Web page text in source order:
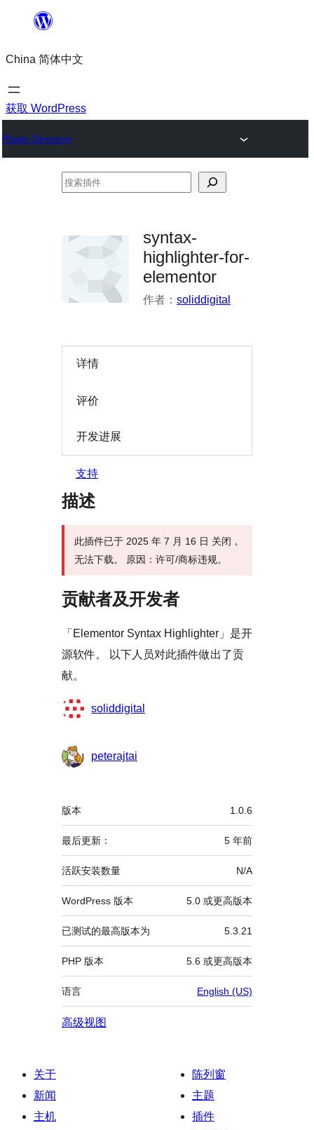
内
容
China 简体中文
获取 WordPress
Plugin Directory
搜
件
syntax-
highlighter-for-
elementor
作者： soliddigital
详情
评价
开发进展
支持
描述
此插件已于 2025 年 7 月 16 日 关闭，
无法下载。 原因：许可/商标违规。
贡献者及开发者
「Elementor Syntax Highlighter」是开
源软件。 以下人员对此插件做出了贡
献。
贡
者
soliddigital
peterajtai
额
外
信
息
版本 1.0.6
最后更新： 5 年前
活跃安装数量 N/A
WordPress 版本 5.0 或更高版本
已测试的最高版本为 5.3.21
PHP 版本 5.6 或更高版本
语言 English (US)
高级视图
关于
新闻
主机
陈列窗
主题
插件